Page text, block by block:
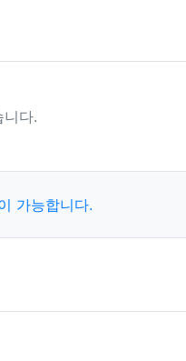
다.
가능합니다.